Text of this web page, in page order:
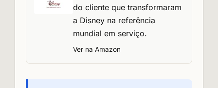
do cliente que transformaram
a Disney na referência
mundial em serviço.
Ver na Amazon